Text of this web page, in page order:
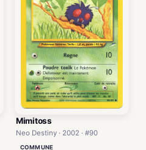
Mimitoss
Neo Destiny · 2002 · #90
COMMUNE